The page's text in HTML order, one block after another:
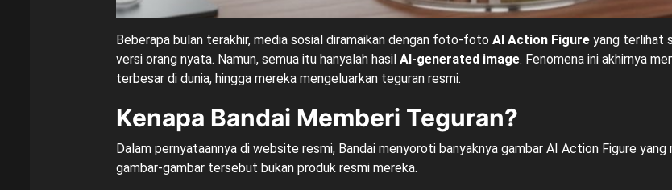
Beberapa bulan terakhir, media sosial diramaikan dengan foto-foto AI Action Figureyang terlihat
versi orang nyata. Namun, semua itu hanyalah hasil AI-generated image. Fenomena ini akhirnya
terbesar di dunia, hingga mereka mengeluarkan teguran resmi.
Kenapa Bandai Memberi Teguran?
Dalam pernyataannya di website resmi, Bandai menyoroti banyaknya gambar AI Action Figure yang
gambar-gambar tersebut bukan produk resmi mereka.